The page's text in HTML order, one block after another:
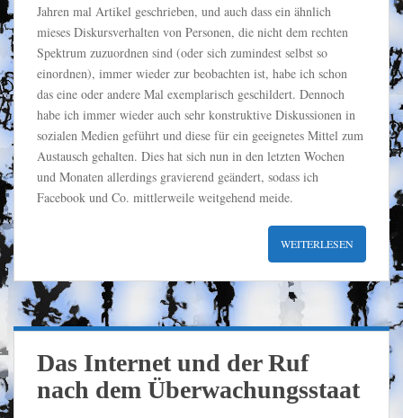
Jahren mal Artikel geschrieben, und auch dass ein ähnlich
mieses Diskursverhalten von Personen, die nicht dem rechten
Spektrum zuzuordnen sind (oder sich zumindest selbst so
einordnen), immer wieder zur beobachten ist, habe ich schon
das eine oder andere Mal exemplarisch geschildert. Dennoch
habe ich immer wieder auch sehr konstruktive Diskussionen in
sozialen Medien geführt und diese für ein geeignetes Mittel zum
Austausch gehalten. Dies hat sich nun in den letzten Wochen
und Monaten allerdings gravierend geändert, sodass ich
Facebook und Co. mittlerweile weitgehend meide.
WEITERLESEN
Das Internet und der Ruf
nach dem Überwachungsstaat